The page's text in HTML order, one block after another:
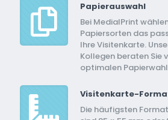
Papierauswahl
Bei MedialPrint
Papiersorten das
Ihre Visitenkarte.
Kollegen beraten Sie
optimalen
Visitenkarte-
Die häufigsten